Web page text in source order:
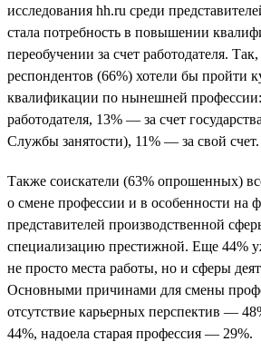
исследования hh.ru среди
стала потребность в повышении
переобучении за счет работодателя.
респондентов (66%) хотели бы пройти
квалификации по нынешней
работодателя, 13% — за счет
Службы занятости), 11% — за свой счет.
Также соискатели (63% опрошенных)
о смене профессии и в особенности на
представителей производственной
специализацию престижной. Еще 44%
не просто места работы, но и сферы
Основными причинами для смены
отсутствие карьерных перспектив —
44%, надоела старая профессия — 29%.